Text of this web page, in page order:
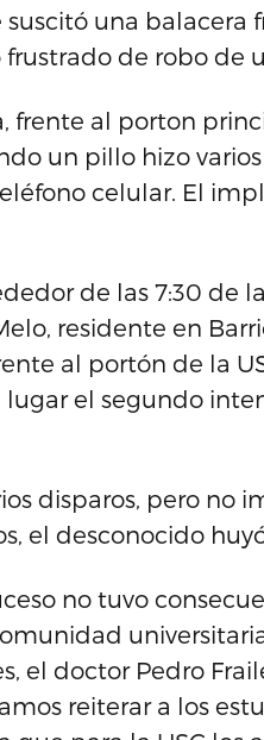
suscitó una
de robo de
frente al porton
un pillo hizo
celular. El
de las 7:30 de
residente en
al portón de la
el segundo
disparos, pero no
el desconocido
no tuvo
el doctor Pedro
reiterar a los